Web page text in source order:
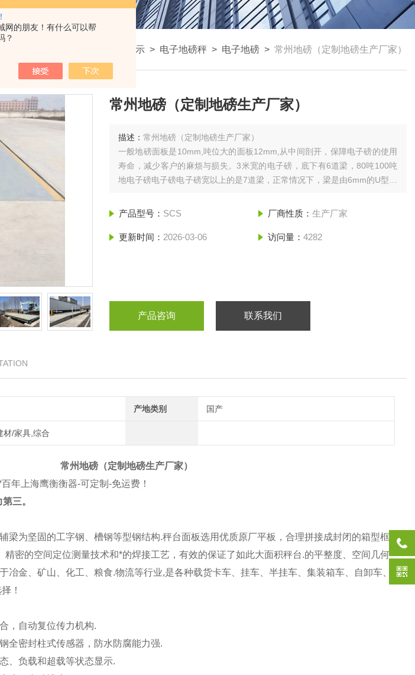
网的朋友！有什么可以帮
？
产品展示 > 电子地磅秤 > 电子地磅 > 常州地磅（定制地磅生产厂家）
常州地磅（定制地磅生产厂家）
描述：常州地磅（定制地磅生产厂家）
一般地磅面板是10mm,吨位大的面板12mm,从中间剖开，保障电子磅的使用
寿命，减少客户的麻烦与损失。3米宽的电子磅，底下有6道梁，80吨100吨
地电子磅电子磅电子磅宽以上的是7道梁，正常情况下，梁是由6mm的U型钢
产品型号： SCS 厂商性质： 生产厂家
更新时间： 2026-03-06 访问量： 4282
产品咨询 联系我们
产地类别 国产
材/家具,综合
常州地磅（定制地磅生产厂家）
百年上海鹰衡衡器-可定制-免运费！
三。
梁为坚固的工字钢、槽钢等型钢结构.秤台面板选用优质原厂平板，合理拼接成封闭的箱型框
精密的空间定位测量技术和*的焊接工艺，有效的保证了如此大面积秤台.的平整度、空间几何
冶金、矿山、化工、粮食.物流等行业,是各种载货卡车、挂车、半挂车、集装箱车、自卸车、
！
，自动复位传力机构.
全密封柱式传感器，防水防腐能力强.
、负载和超载等状态显示.